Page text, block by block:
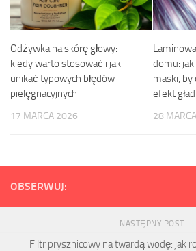
Odżywka na skórę głowy:
kiedy warto stosować i jak
unikać typowych błędów
pielęgnacyjnych
17 MARCA 2026
domu:
maski, by
efekt
28
OBSERWUJ:
NASTĘPNY POST
Filtr prysznicowy na twardą wodę: jak